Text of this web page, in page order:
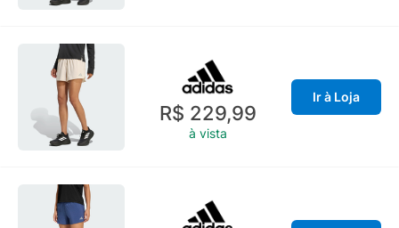
R$ 229,99
à vista
Ir à Loja